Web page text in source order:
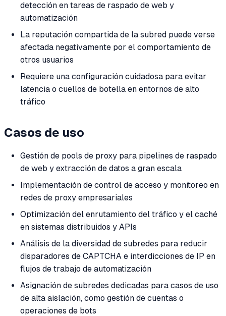
detección en tareas de raspado de web y
automatización
La reputación compartida de la subred puede verse
afectada negativamente por el comportamiento de
otros usuarios
Requiere una configuración cuidadosa para evitar
latencia o cuellos de botella en entornos de alto
tráfico
Casos de uso
Gestión de pools de proxy para pipelines de raspado
de web y extracción de datos a gran escala
Implementación de control de acceso y monitoreo en
redes de proxy empresariales
Optimización del enrutamiento del tráfico y el caché
en sistemas distribuidos y APIs
Análisis de la diversidad de subredes para reducir
disparadores de CAPTCHA e interdicciones de IP en
flujos de trabajo de automatización
Asignación de subredes dedicadas para casos de uso
de alta aislación, como gestión de cuentas o
operaciones de bots